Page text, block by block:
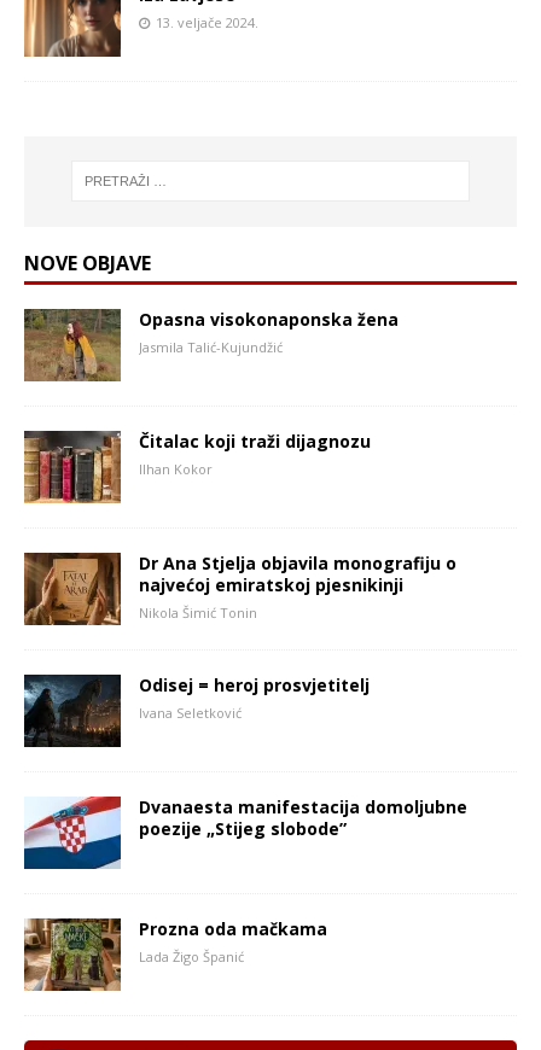
13. veljače 2024.
NOVE OBJAVE
Opasna visokonaponska žena
Jasmila Talić-Kujundžić
Čitalac koji traži dijagnozu
Ilhan Kokor
Dr Ana Stjelja objavila monografiju o
najvećoj emiratskoj pjesnikinji
Nikola Šimić Tonin
Odisej = heroj prosvjetitelj
Ivana Seletković
Dvanaesta manifestacija domoljubne
poezije „Stijeg slobode”
Prozna oda mačkama
Lada Žigo Španić